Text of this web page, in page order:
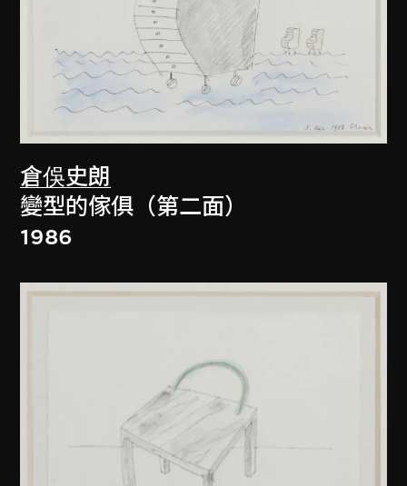
倉俁史朗
變型的傢俱（第二面）
1986